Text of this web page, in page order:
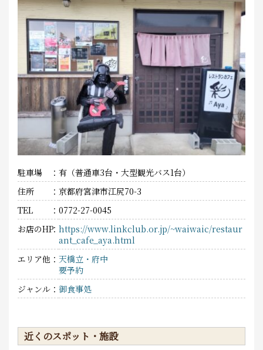
駐車場
有（普通車3台・大型観光バス1台）
住所
京都府宮津市江尻70-3
TEL
0772-27-0045
お店のHP https://www.linkclub.or.jp/~waiwaic/restaur
ant_cafe_aya.html
エリア他
天橋立・府中
要予約
ジャンル
御食事処
近くのスポット・施設